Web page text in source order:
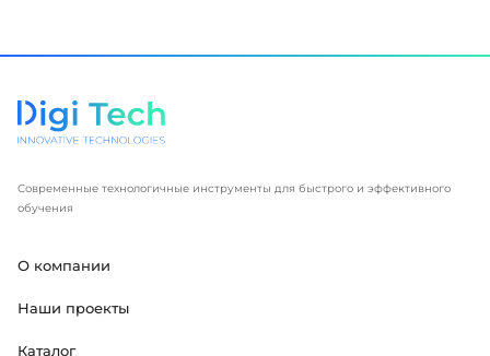
Современные технологичные инструменты для быстрого и эффективного
обучения
О компании
Наши проекты
Каталог